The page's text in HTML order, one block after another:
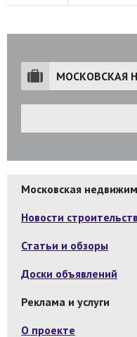
МОСКОВСКАЯ
Московская
Новости
Статьи и обзоры
Доски объявлений
Реклама и услуги
О проекте